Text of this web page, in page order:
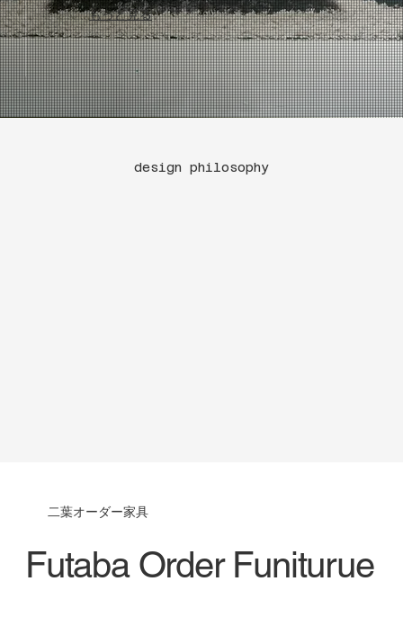
もっと見る
design philosophy
​二葉オーダー家具
Futaba Order Funiturue